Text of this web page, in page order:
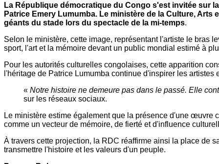
La République démocratique du Congo s'est invitée sur
Patrice Emery Lumumba. Le ministère de la Culture,
géants du stade lors du spectacle de la mi-temps.
Selon le ministère, cette image, représentant l'artiste le bras
sport, l'art et la mémoire devant un public mondial estimé à
Pour les autorités culturelles congolaises, cette apparition
l'héritage de Patrice Lumumba continue d'inspirer les
« Notre histoire ne demeure pas dans le passé. Elle
sur les réseaux sociaux.
Le ministère estime également que la présence d'une œuvre
comme un vecteur de mémoire, de fierté et d'influence
À travers cette projection, la RDC réaffirme ainsi la place de
transmettre l'histoire et les valeurs d'un peuple.